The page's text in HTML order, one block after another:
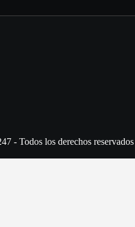
- Todos los derechos reservados